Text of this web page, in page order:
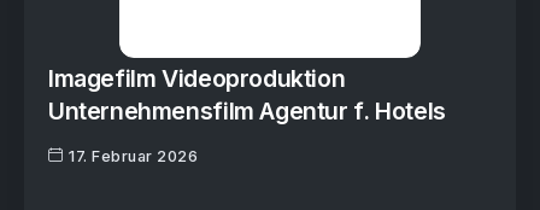
Imagefilm Videoproduktion
Unternehmensfilm Agentur f. Hotels
17. Februar 2026